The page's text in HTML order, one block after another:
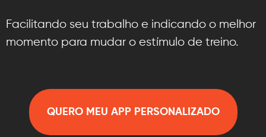
Facilitando seu trabalho e indicando o melhor
momento para mudar o estímulo de treino.
QUERO MEU APP PERSONALIZADO